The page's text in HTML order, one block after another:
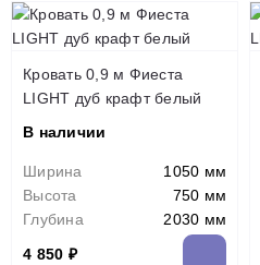
Кровать 0,9 м Фиеста
LIGHT дуб крафт белый
В наличии
Ширина
1050 мм
Высота
750 мм
Глубина
2030 мм
4 850 ₽